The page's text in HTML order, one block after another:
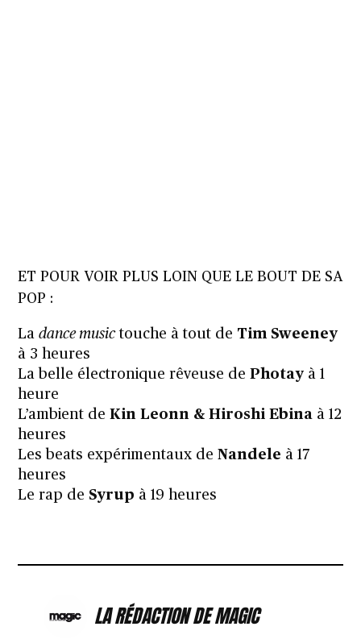
ET POUR VOIR PLUS LOIN QUE LE BOUT DE SA
POP :
Ladance musictouche à tout de Tim Sweeney
à 3 heures
La belle électronique rêveuse dePhotay à 1
heure
L’ambient deKin Leonn & Hiroshi Ebina à 12
heures
Les beats expérimentaux deNandele à 17
heures
Le rap de Syrup à 19 heures
LA RÉDACTION DE MAGIC